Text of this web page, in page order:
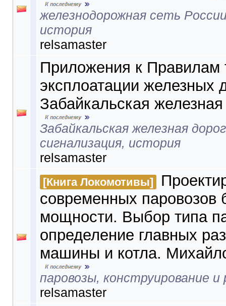
железнодорожная сеть
история
relsamaster
Приложения к Правилам
эксплоатации железных
Забайкальская
Забайкальская железная
сигнализация, история
relsamaster
[Книга Локомотивы]
современных паровозов
мощности. Выбор типа
определение главных
машины и котла.
паровозы, конструирование
relsamaster